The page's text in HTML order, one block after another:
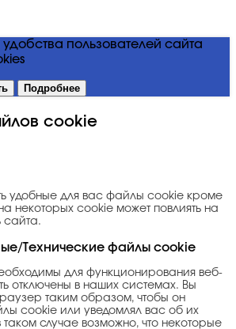
пользователей сайта
Подробнее
cookie
удобные для вас файлы cookie кроме
некоторых cookie может повлиять на
сайта.
Технические файлы cookie
для функционирования веб-
отключены в наших системах. Вы
таким образом, чтобы он
cookie или уведомлял вас об их
таком случае возможно, что некоторые